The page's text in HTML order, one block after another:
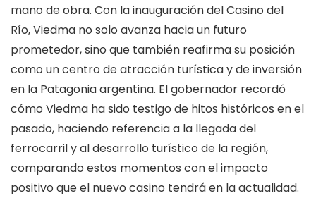
mano de obra. Con la inauguración del Casino del
Río, Viedma no solo avanza hacia un futuro
prometedor, sino que también reafirma su posición
como un centro de atracción turística y de inversión
en la Patagonia argentina. El gobernador recordó
cómo Viedma ha sido testigo de hitos históricos en el
pasado, haciendo referencia a la llegada del
ferrocarril y al desarrollo turístico de la región,
comparando estos momentos con el impacto
positivo que el nuevo casino tendrá en la actualidad.